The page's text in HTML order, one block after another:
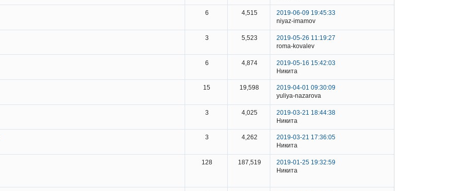
6 4,515
2019-06-09 19:45:33
niyaz-imamov
3 5,523
2019-05-26 11:19:27
roma-kovalev
6 4,874
2019-05-16 15:42:03
Никита
15 19,598
2019-04-01 09:30:09
yuliya-nazarova
3 4,025
2019-03-21 18:44:38
Никита
3 4,262
2019-03-21 17:36:05
Никита
128 187,519
2019-01-25 19:32:59
Никита